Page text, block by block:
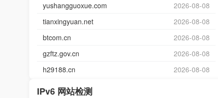
yushangguoxue.com
2026-08-08
tianxingyuan.net
2026-08-08
btcom.cn
2026-08-08
gzftz.gov.cn
2026-08-08
h29188.cn
2026-08-08
IPv6 网站检测